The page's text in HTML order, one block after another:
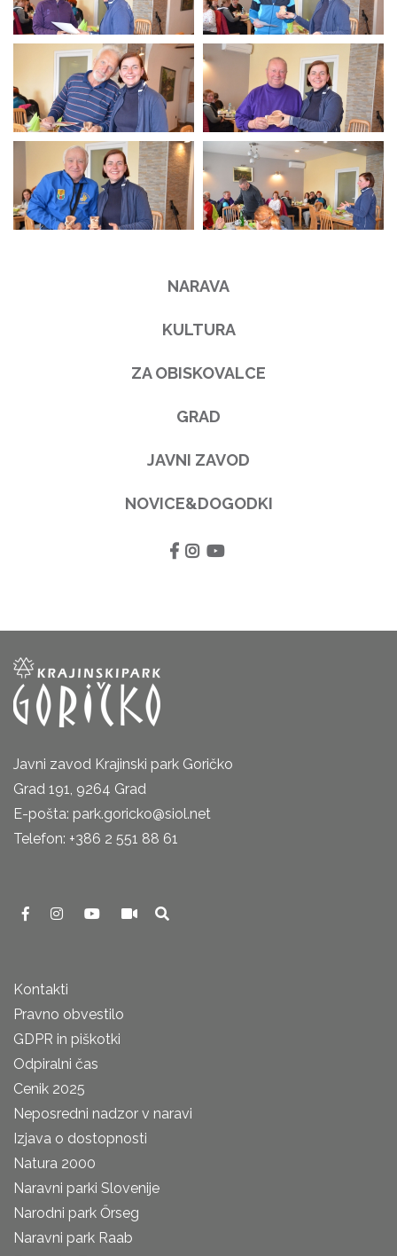
NARAVA
KULTURA
ZA OBISKOVALCE
GRAD
JAVNI ZAVOD
NOVICE&DOGODKI
Javni zavod Krajinski park Goričko
Grad 191, 9264 Grad
E-pošta: park.goricko@siol.net
Telefon: +386 2 551 88 61
Kontakti
Pravno obvestilo
GDPR in piškotki
Odpiralni čas
Cenik 2025
Neposredni nadzor v naravi
Izjava o dostopnosti
Natura 2000
Naravni parki Slovenije
Narodni park Őrseg
Naravni park Raab